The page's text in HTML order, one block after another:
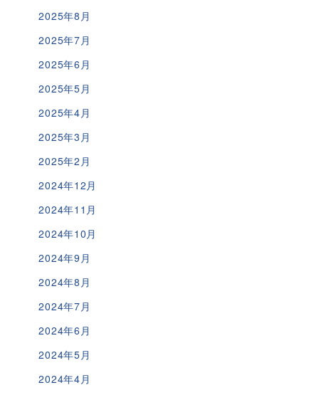
2025年8月
2025年7月
2025年6月
2025年5月
2025年4月
2025年3月
2025年2月
2024年12月
2024年11月
2024年10月
2024年9月
2024年8月
2024年7月
2024年6月
2024年5月
2024年4月